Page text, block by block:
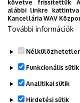
Last update: 2026. 06. 16.
követve frissítettük
alábbi linkre
Kancellária WAV
További információk
Funkcionális sütik
Analitikai sütik
Hirdetési sütik